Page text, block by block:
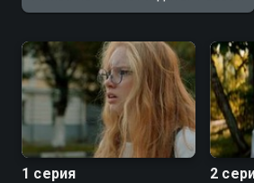
хорошем HD качестве на
1 серия 2